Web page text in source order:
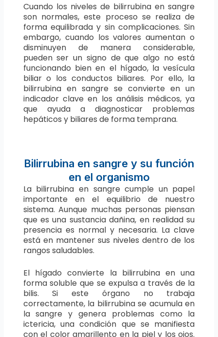
Cuando los niveles de bilirrubina en sangre
son normales, este proceso se realiza de
forma equilibrada y sin complicaciones. Sin
embargo, cuando los valores aumentan o
disminuyen de manera considerable,
pueden ser un signo de que algo no está
funcionando bien en el hígado, la vesícula
biliar o los conductos biliares. Por ello, la
bilirrubina en sangre se convierte en un
indicador clave en los análisis médicos, ya
que ayuda a diagnosticar problemas
hepáticos y biliares de forma temprana.
Bilirrubina en sangre y su función
en el organismo
La bilirrubina en sangre cumple un papel
importante en el equilibrio de nuestro
sistema. Aunque muchas personas piensan
que es una sustancia dañina, en realidad su
presencia es normal y necesaria. La clave
está en mantener sus niveles dentro de los
rangos saludables.
El hígado convierte la bilirrubina en una
forma soluble que se expulsa a través de la
bilis. Si este órgano no trabaja
correctamente, la bilirrubina se acumula en
la sangre y genera problemas como la
ictericia, una condición que se manifiesta
con el color amarillento en la piel y los ojos.